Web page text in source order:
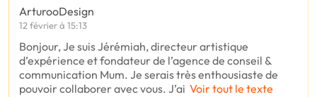
ArturooDesign
12 février à 15:13
Bonjour, Je suis Jérémiah, directeur artistique
d’expérience et fondateur de l’agence de conseil &
communication Mum. Je serais très enthousiaste de
pouvoir collaborer avec vous. J’ai Voir tout le texte